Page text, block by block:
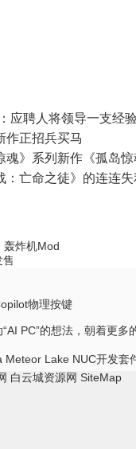
聘人将领导一支经
》系列新作《孤岛
亡命之徒》的连连
轰炸机Mod
售
物理按键
PC”的想法，朝着更
Lake NUC开发套
白云城资源网 SiteMap